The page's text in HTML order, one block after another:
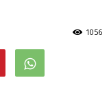
1056